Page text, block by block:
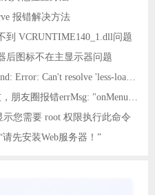
报错解决方法
到 VCRUNTIME140_1.dll问题
后图标不在主显示器问题
解决Vue报错Module not found: Error: Can't resolve 'less-loader' in 'C:\Users\Hm\Desktop\vue\vue_shop'问题
示您需要 root 权限执行此命令
先安装Web服务器！”